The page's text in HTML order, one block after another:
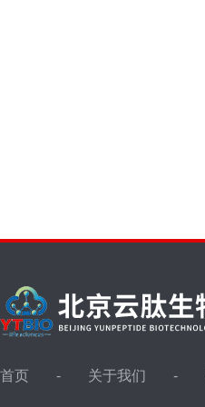
首页 关于我们